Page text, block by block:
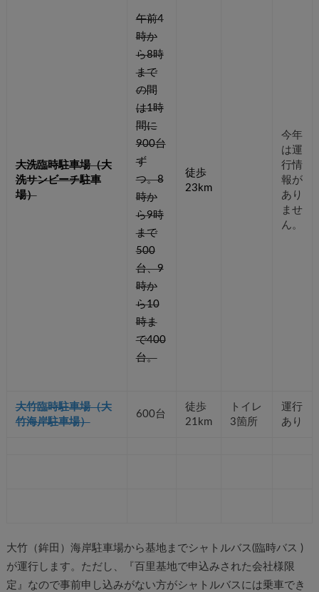
大洗臨時駐車場（大
洗サンビーチ駐車
場）
午前4
時か
ら8時
まで
の間
は1時
間に
900台
ず
つ。8
時か
ら9時
まで
500
台、9
時か
ら10
時ま
で400
台。
徒歩
23km
今年
は運
行情
報が
あり
ませ
ん。
大竹臨時駐車場（大
竹海岸駐車場）
600台
徒歩
21km
トイレ
3箇所
運行
あり
大竹（鉾田）海岸駐車場から基地までシャトルバス(臨時バス )
が運行します。ただし、『百里基地で申込みされた会社様限
定』なので事前申し込みがない方がシャトルバスには乗車でき